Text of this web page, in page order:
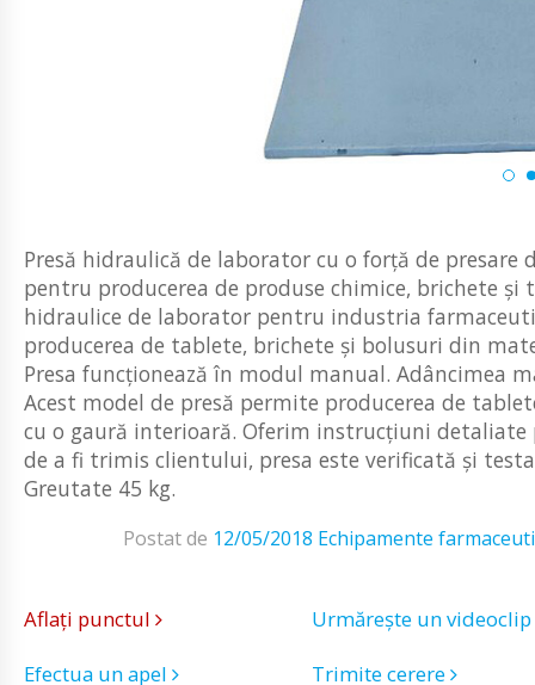
Presă hidraulică de laborator cu o forță de
pentru producerea de produse chimice, brichete
hidraulice de laborator pentru industria
producerea de tablete, brichete și bolusuri din
Presa funcționează în modul manual. Adâncimea
Acest model de presă permite producerea de
cu o gaură interioară. Oferim instrucțiuni
de a fi trimis clientului, presa este verificată și
Greutate 45 kg.
Postat de 12/05/2018 Echipamente
Aflați punctul
Urmărește un videoclip
Efectua un apel
Trimite cerere